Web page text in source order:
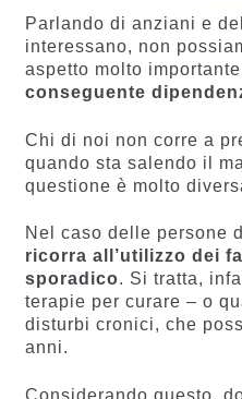
Parlando di anziani e
interessano, non
aspetto molto
conseguente
Chi di noi non corre a
quando sta salendo il
questione è molto
Nel caso delle persone
ricorra all’utilizzo dei
sporadico. Si tratta,
terapie per curare – o
disturbi cronici, che
anni.
Considerando questo,